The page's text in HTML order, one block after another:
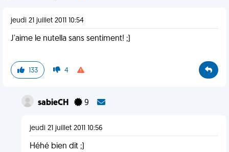
jeudi 21 juillet 2011 10:54
J'aime le nutella sans sentiment! ;)
133 4
sabieCH 9
jeudi 21 juillet 2011 10:56
Héhé bien dit ;)